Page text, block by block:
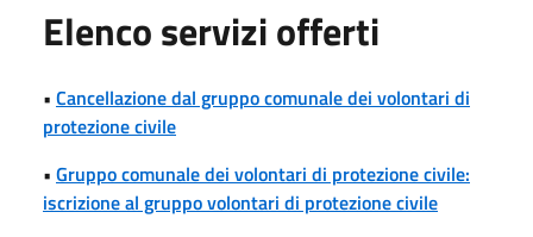
Elenco servizi offerti
• Cancellazione dal gruppo comunale dei volontari di
protezione civile
• Gruppo comunale dei volontari di protezione civile:
iscrizione al gruppo volontari di protezione civile